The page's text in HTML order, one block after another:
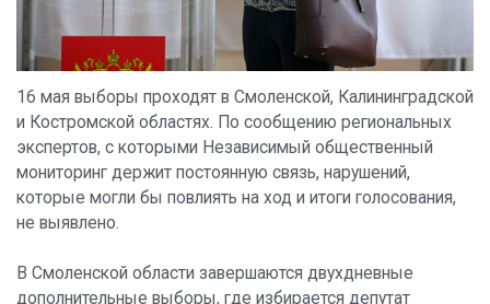
16 мая выборы проходят в Смоленской, Калининградской
и Костромской областях. По сообщению региональных
экспертов, с которыми Независимый общественный
мониторинг держит постоянную связь, нарушений,
которые могли бы повлиять на ход и итоги голосования,
не выявлено.
В Смоленской области завершаются двухдневные
дополнительные выборы, где избирается депутат